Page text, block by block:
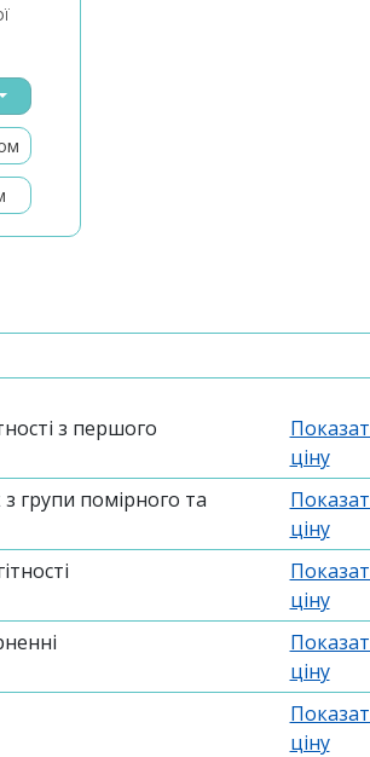
з першого
ціну
групи помірного та
ціну
ціну
ціну
ціну